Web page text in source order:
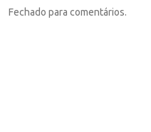
Fechado para comentários.